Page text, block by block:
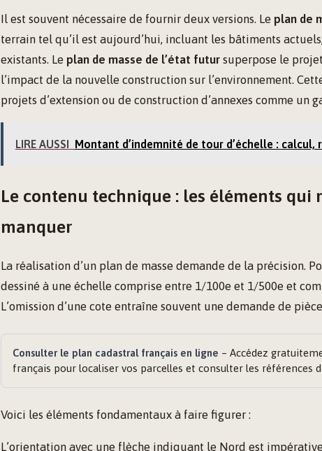
Il est souvent nécessaire de fournir deux versions. Le plan de
terrain tel qu’il est aujourd’hui, incluant les bâtiments
existants. Le plan de masse de l’état futur superpose le
l’impact de la nouvelle construction sur l’environnement.
projets d’extension ou de construction d’annexes comme un
LIRE AUSSI Montant d’indemnité de tour d’échelle : calcul,
Le contenu technique : les éléments qui
manquer
La réalisation d’un plan de masse demande de la précision.
dessiné à une échelle comprise entre 1/100e et 1/500e et
L’omission d’une cote entraîne souvent une demande de
Consulter le plan cadastral français en ligne – Accédez
français pour localiser vos parcelles et consulter les références
Voici les éléments fondamentaux à faire figurer :
L’orientation avec une flèche indiquant le Nord est